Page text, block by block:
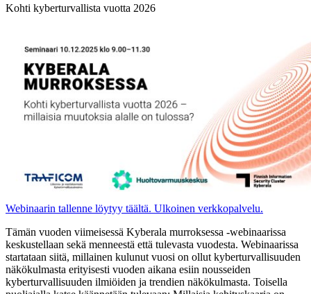
Kohti kyberturvallista vuotta 2026
Webinaarin tallenne löytyy täältä. Ulkoinen verkkopalvelu.
Tämän vuoden viimeisessä Kyberala murroksessa -webinaarissa
keskustellaan sekä menneestä että tulevasta vuodesta. Webinaarissa
startataan siitä, millainen kulunut vuosi on ollut kyberturvallisuuden
näkökulmasta erityisesti vuoden aikana esiin nousseiden
kyberturvallisuuden ilmiöiden ja trendien näkökulmasta. Toisella